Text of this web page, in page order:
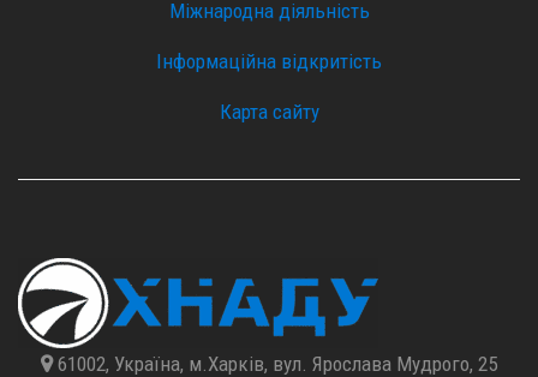
Міжнародна діяльність
Інформаційна відкритість
Карта сайту
61002, Україна, м.Харків, вул. Ярослава Мудрого, 25